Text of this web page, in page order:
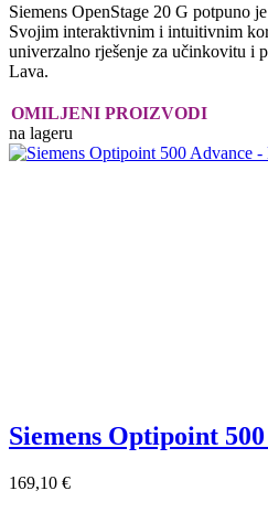
Siemens OpenStage 20 G potpuno
Svojim interaktivnim i intuitivnim
univerzalno rješenje za učinkovitu i
Lava.
OMILJENI PROIZVODI
na lageru
Siemens Optipoint
169,10 €